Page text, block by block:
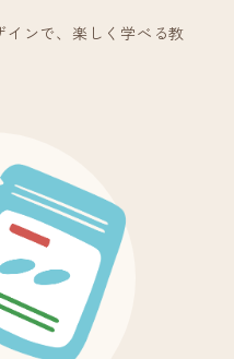
ンで、楽しく学べる教